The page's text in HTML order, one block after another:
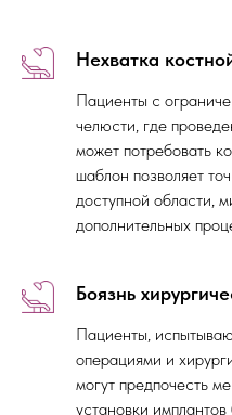
Нехватка
Пациенты с
челюсти, где
может потребовать
шаблон позволяет
доступной области,
дополнительных
Боязнь
Пациенты,
операциями и
могут предпочесть
установки